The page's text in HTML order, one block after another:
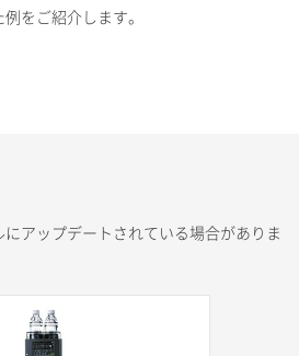
をご紹介します。
アップデートされている場合がありま